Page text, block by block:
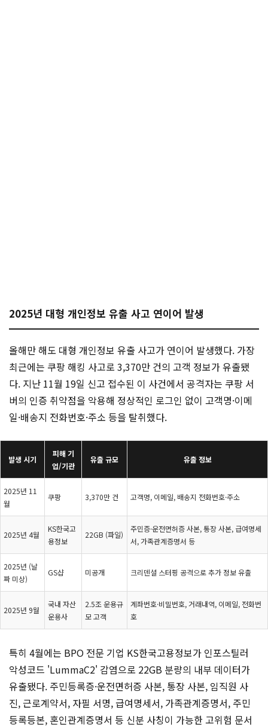
2025년 대형 개인정보 유출 사고 연이어 발생
올해만 해도 대형 개인정보 유출 사고가 연이어 발생했다. 가장
최근에는 쿠팡 해킹 사고로 3,370만 건의 고객 정보가 유출됐
다. 지난 11월 19일 신고 접수된 이 사건에서 공격자는 쿠팡 서
버의 인증 취약점을 악용해 정상적인 로그인 없이 고객명·이메
일·배송지 전화번호·주소 등을 탈취했다.
발생 시기
피해 기
업/기관
유출 규모 유출 정보
2025년 11
월
쿠팡 3,370만 건 고객명, 이메일, 배송지 전화번호·주소
2025년 4월
KS한국고
용정보
22GB (파일)
주민증·운전면허증 사본, 통장 사본, 급여명세
서, 가족관계증명서 등
2025년 (날
짜 미상)
GS샵 미공개 크리덴셜 스터핑 공격으로 추가 정보 유출
2025년 9월
국내 자산
운용사
2.5조 운용규
모 고객
계좌번호·비밀번호, 거래내역, 이메일, 전화번
호
특히 4월에는 BPO 전문 기업 KS한국고용정보가 인포스틸러
악성코드 'LummaC2' 감염으로 22GB 분량의 내부 데이터가
유출됐다. 주민등록증·운전면허증 사본, 통장 사본, 임직원 사
진, 근로계약서, 자필 서명, 급여명세서, 가족관계증명서, 주민
등록등본, 혼인관계증명서 등 신분 사칭이 가능한 고위험 문서